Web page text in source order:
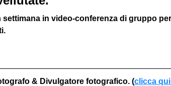
settimana in video-conferenza di gruppo
& Divulgatore fotografico. (clicca